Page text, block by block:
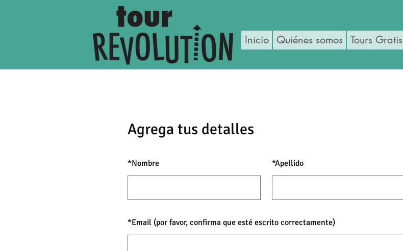
Inicio Quiénes somos Tours Gratis
Agrega tus detalles
*Nombre *Apellido
*Email (por favor, confirma que esté escrito correctamente)